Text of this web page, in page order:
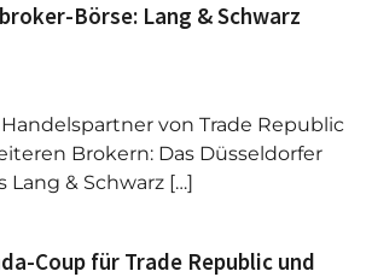
Börse: Lang & Schwarz
von Trade Republic
Brokern: Das Düsseldorfer
& Schwarz […]
Coup für Trade Republic und